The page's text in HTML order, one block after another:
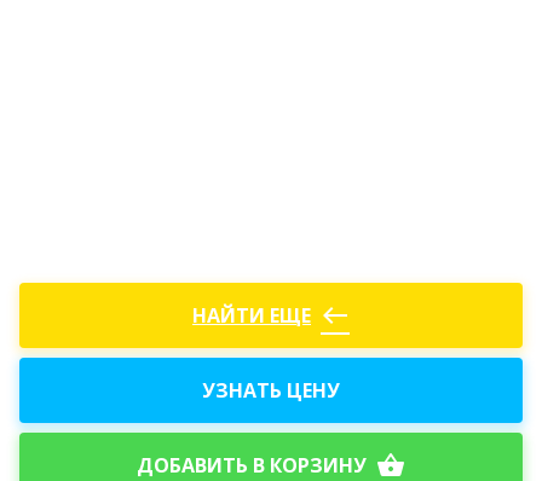
НАЙТИ ЕЩЕ west
УЗНАТЬ ЦЕНУ
ДОБАВИТЬ В КОРЗИНУ shopping_basket